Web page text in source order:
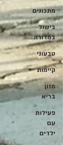
מתכונים
בישול
במדורה
טבעוני
קיימות
מזון
בריא
פעילות
עם
ילדים